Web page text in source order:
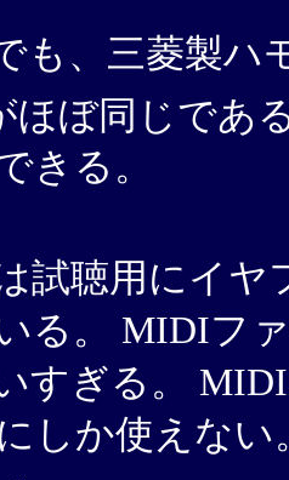
も、三菱製ハ
ほぼ同じであ
きる。
試聴用にイヤ
る。 MIDIフ
すぎる。
しか使えない